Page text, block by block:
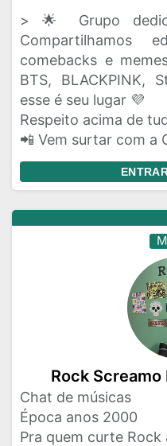
> 🌟 Grupo
Compartilhamos
comebacks e
BTS, BLACKPINK,
esse é seu lugar 💜
Respeito acima de
📲 Vem surtar com a
Rock Screamo
Chat de músicas
Época anos 2000
Pra quem curte Rock